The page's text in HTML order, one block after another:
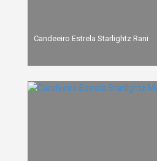
Candeeiro Estrela Starlightz Rani